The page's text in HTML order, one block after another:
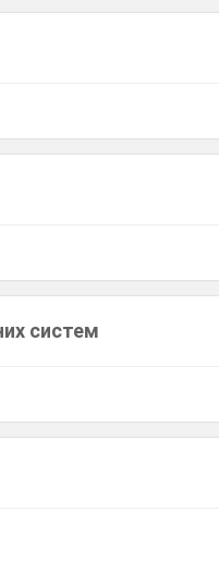
систем